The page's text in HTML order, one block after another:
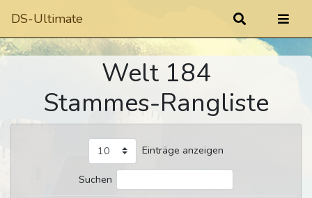
DS-Ultimate
Welt 184
Stammes-Rangliste
Einträge anzeigen
Suchen